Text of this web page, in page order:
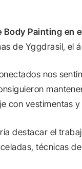
Body Painting en
de Yggdrasil, el
nos
con vestimentas
destacar el
técnicas